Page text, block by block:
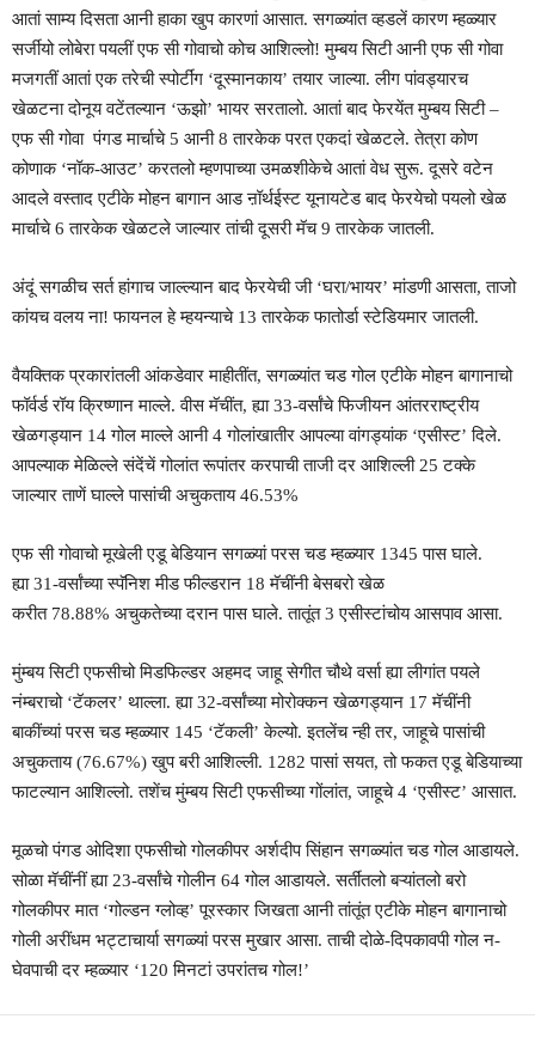
आतां साम्य दिसता आनी हाका खुप कारणां आसात. सगळ्यांत व्हडलें कारण म्हळ्यार
सर्जीयो लोबेरा पयलीं एफ सी गोवाचो कोच आशिल्लो! मुम्बय सिटी आनी एफ सी गोवा
मजगतीं आतां एक तरेची स्पोर्टींग ‘दूस्मानकाय’ तयार जाल्या. लीग पांवड्यारच
खेळटना दोनूय वटेंतल्यान ‘ऊझो’ भायर सरतालो. आतां बाद फेरयेंत मुम्बय सिटी –
एफ सी गोवा पंगड मार्चाचे 5 आनी 8 तारकेक परत एकदां खेळटले. तेत्रा कोण
कोणाक ‘नॉक-आउट’ करतलो म्हणपाच्या उमळशीकेचे आतां वेध सुरू. दूसरे वटेन
आदले वस्ताद एटीके मोहन बागान आड ऩॉर्थईस्ट यूनायटेड बाद फेरयेचो पयलो खेळ
मार्चाचे 6 तारकेक खेळटले जाल्यार तांची दूसरी मॅच 9 तारकेक जातली.
अंदूं सगळीच सर्त हांगाच जाल्ल्यान बाद फेरयेची जी ‘घरा/भायर’ मांडणी आसता, ताजो
कांयच वलय ना! फायनल हे म्हयन्याचे 13 तारकेक फातोर्डा स्टेडियमार जातली.
वैयक्तिक प्रकारांतली आंकडेवार माहीतींत, सगळ्यांत चड गोल एटीके मोहन बागानाचो
फॉर्वर्ड रॉय क्रिष्णान माल्ले. वीस मॅचींत, ह्या 33-वर्सांचे फिजीयन आंतरराष्ट्रीय
खेळगड्यान 14 गोल माल्ले आनी 4 गोलांखातीर आपल्या वांगड्यांक ‘एसीस्ट’ दिले.
आपल्याक मेळिल्ले संदेंचें गोलांत रूपांतर करपाची ताजी दर आशिल्ली 25 टक्के
जाल्यार ताणें घाल्ले पासांची अचुकताय 46.53%
एफ सी गोवाचो मूखेली एडू बेडियान सगळ्यां परस चड म्हळ्यार 1345 पास घाले.
ह्या 31-वर्सांच्या स्पॅनिश मीड फील्डरान 18 मॅचींनी बेसबरो खेळ
करीत 78.88% अचुकतेच्या दरान पास घाले. तातूंत 3 एसीस्टांचोय आसपाव आसा.
मुंम्बय सिटी एफसीचो मिडफिल्डर अहमद जाहू सेगीत चौथे वर्सा ह्या लीगांत पयले
नंम्बराचो ‘टॅकलर’ थाल्ला. ह्या 32-वर्सांच्या मोरोक्कन खेळगड्यान 17 मॅचींनी
बाकींच्यां परस चड म्हळ्यार 145 ‘टॅकली’ केल्यो. इतलेंच न्ही तर, जाहूचे पासांची
अचुकताय (76.67%) खुप बरी आशिल्ली. 1282 पासां सयत, तो फकत एडू बेडियाच्या
फाटल्यान आशिल्लो. तशेंच मुंम्बय सिटी एफसीच्या गोंलांत, जाहूचे 4 ‘एसीस्ट’ आसात.
मूळचो पंगड ओदिशा एफसीचो गोलकीपर अर्शदीप सिंहान सगळ्यांत चड गोल आडायले.
सोळा मॅचींनीं ह्या 23-वर्सांचे गोलीन 64 गोल आडायले. सर्तींतलो बऱ्यांतलो बरो
गोलकीपर मात ‘गोल्डन ग्लोव्ह’ पूरस्कार जिखता आनी तांतूंत एटीके मोहन बागानाचो
गोली अरींधम भट्टाचार्या सगळ्यां परस मुखार आसा. ताची दोळे-दिपकावपी गोल न-
घेवपाची दर म्हळ्यार ‘120 मिनटां उपरांतच गोल!’